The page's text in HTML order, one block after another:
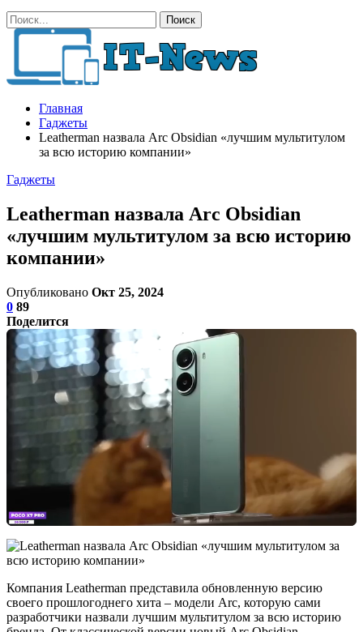
Главная
Гаджеты
Leatherman назвала Arc Obsidian «лучшим мультитулом
за всю историю компании»
Гаджеты
Leatherman назвала Arc Obsidian
«лучшим мультитулом за всю историю
компании»
Опубликовано Окт 25, 2024
0 89
Поделится
Компания Leatherman представила обновленную версию
своего прошлогоднего хита – модели Arc, которую сами
разработчики назвали лучшим мультитулом за всю историю